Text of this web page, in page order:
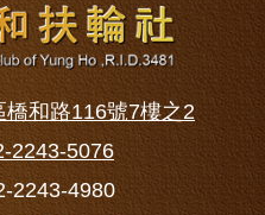
橋和路116號7樓之2
2243-5076
2243-4980